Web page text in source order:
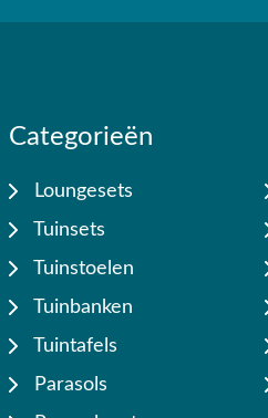
Categorieën
Loungesets
Tuinsets
Tuinstoelen
Tuinbanken
Tuintafels
Parasols